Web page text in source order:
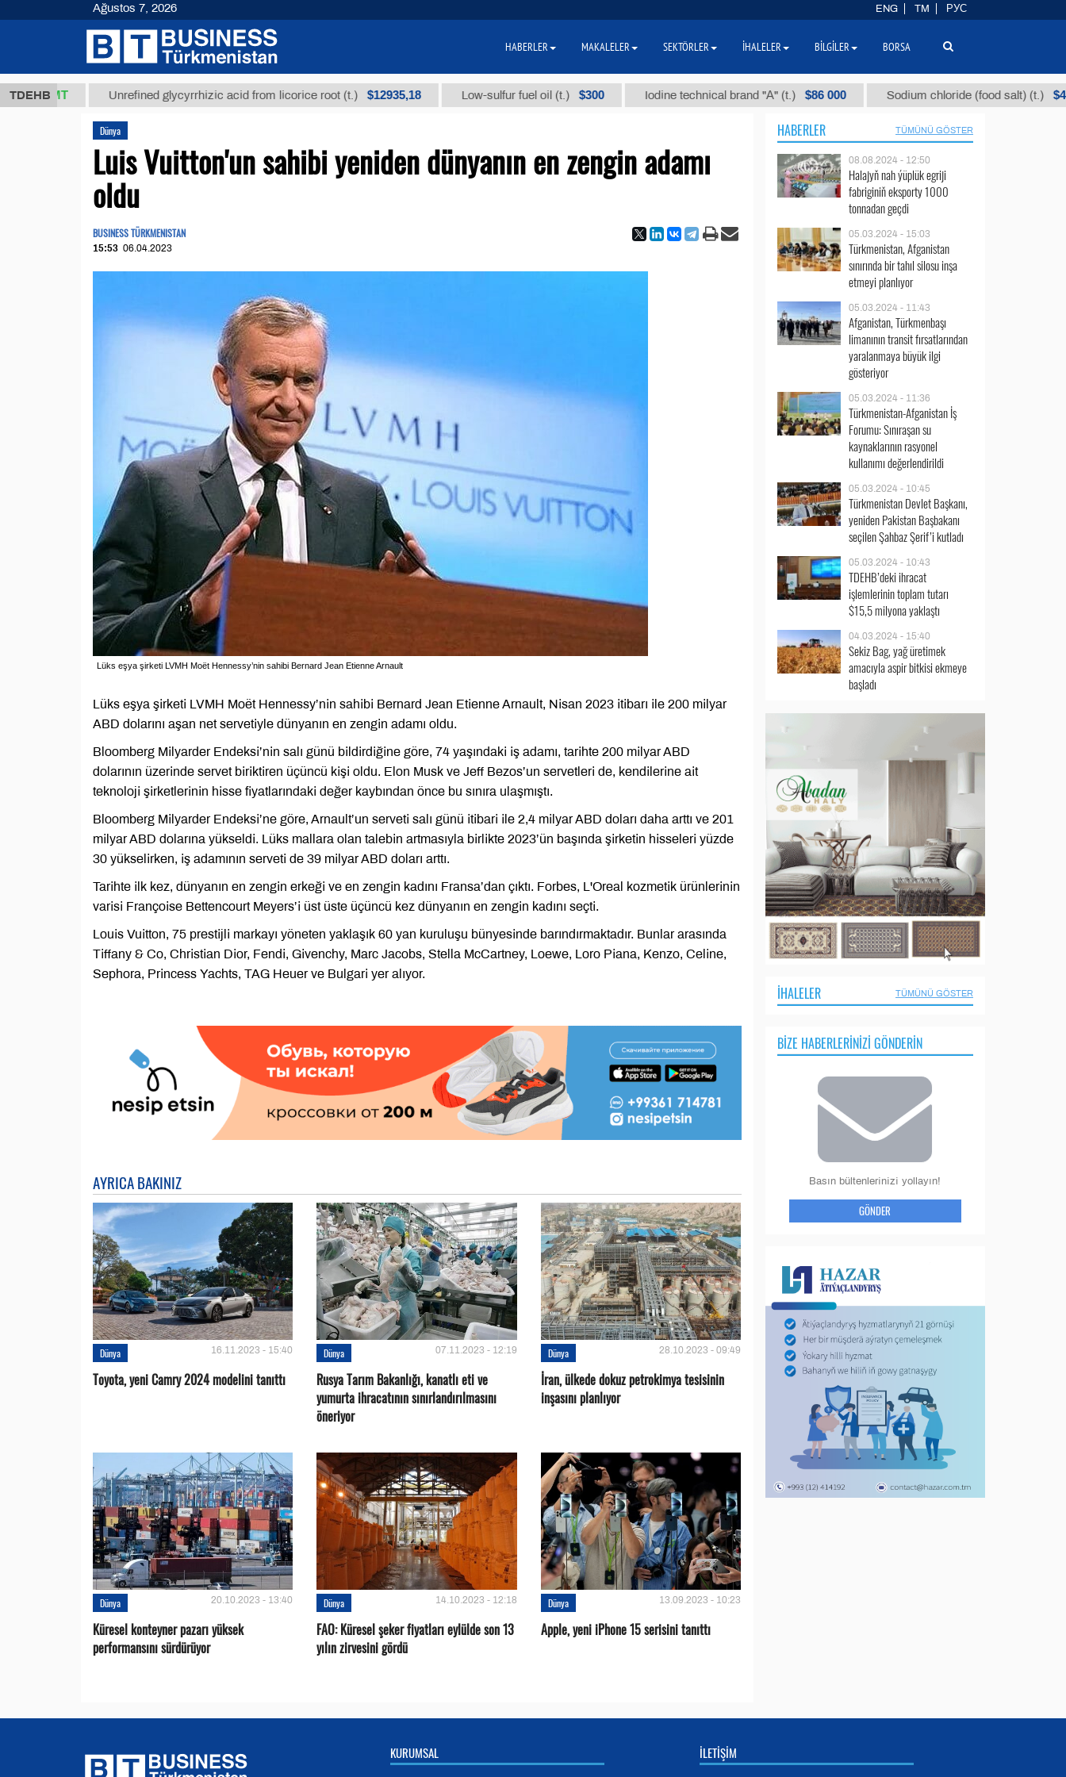
TDEHB
ТМТ Unrefined glycyrrhizic acid from licorice root (t.) $12935,18 Low-sulfur fuel oil (t.) $300 Iodine technical brand "А" (t.) $86 000 Sodium chloride (food salt) (t.) $40
Dünya
Luis Vuitton'un sahibi yeniden dünyanın en zengin adamı
oldu
BUSINESS TÜRKMENISTAN
15:53 06.04.2023
Lüks eşya şirketi LVMH Moët Hennessy’nin sahibi Bernard Jean Etienne Arnault
Lüks eşya şirketi LVMH Moët Hennessy’nin sahibi Bernard Jean Etienne Arnault, Nisan 2023 itibarı ile 200 milyar
ABD dolarını aşan net servetiyle dünyanın en zengin adamı oldu.
Bloomberg Milyarder Endeksi’nin salı günü bildirdiğine göre, 74 yaşındaki iş adamı, tarihte 200 milyar ABD
dolarının üzerinde servet biriktiren üçüncü kişi oldu. Elon Musk ve Jeff Bezos’un servetleri de, kendilerine ait
teknoloji şirketlerinin hisse fiyatlarındaki değer kaybından önce bu sınıra ulaşmıştı.
Bloomberg Milyarder Endeksi’ne göre, Arnault’un serveti salı günü itibari ile 2,4 milyar ABD doları daha arttı ve 201
milyar ABD dolarına yükseldi. Lüks mallara olan talebin artmasıyla birlikte 2023’ün başında şirketin hisseleri yüzde
30 yükselirken, iş adamının serveti de 39 milyar ABD doları arttı.
Tarihte ilk kez, dünyanın en zengin erkeği ve en zengin kadını Fransa’dan çıktı. Forbes, L'Oreal kozmetik ürünlerinin
varisi Françoise Bettencourt Meyers’i üst üste üçüncü kez dünyanın en zengin kadını seçti.
Louis Vuitton, 75 prestijli markayı yöneten yaklaşık 60 yan kuruluşu bünyesinde barındırmaktadır. Bunlar arasında
Tiffany & Co, Christian Dior, Fendi, Givenchy, Marc Jacobs, Stella McCartney, Loewe, Loro Piana, Kenzo, Celine,
Sephora, Princess Yachts, TAG Heuer ve Bulgari yer alıyor.
AYRICA BAKINIZ
Dünya 16.11.2023 - 15:40
Toyota, yeni Camry 2024 modelini tanıttı
Dünya 07.11.2023 - 12:19
Rusya Tarım Bakanlığı, kanatlı eti ve
yumurta ihracatının sınırlandırılmasını
öneriyor
Dünya 28.10.2023 - 09:49
İran, ülkede dokuz petrokimya tesisinin
inşasını planlıyor
Dünya 20.10.2023 - 13:40
Küresel konteyner pazarı yüksek
performansını sürdürüyor
Dünya 14.10.2023 - 12:18
FAO: Küresel şeker fiyatları eylülde son 13
yılın zirvesini gördü
Dünya 13.09.2023 - 10:23
Apple, yeni iPhone 15 serisini tanıttı
HABERLER TÜMÜNÜ GÖSTER
08.08.2024 - 12:50
Halajyň nah ýüplük egriji
fabriginiň eksporty 1000
tonnadan geçdi
05.03.2024 - 15:03
Türkmenistan, Afganistan
sınırında bir tahıl silosu inşa
etmeyi planlıyor
05.03.2024 - 11:43
Afganistan, Türkmenbaşı
limanının transit fırsatlarından
yaralanmaya büyük ilgi
gösteriyor
05.03.2024 - 11:36
Türkmenistan-Afganistan İş
Forumu: Sınıraşan su
kaynaklarının rasyonel
kullanımı değerlendirildi
05.03.2024 - 10:45
Türkmenistan Devlet Başkanı,
yeniden Pakistan Başbakanı
seçilen Şahbaz Şerif’i kutladı
05.03.2024 - 10:43
TDEHB’deki ihracat
işlemlerinin toplam tutarı
$15,5 milyona yaklaştı
04.03.2024 - 15:40
Sekiz Bag, yağ üretimek
amacıyla aspir bitkisi ekmeye
başladı
İHALELER TÜMÜNÜ GÖSTER
BIZE HABERLERINIZI GÖNDERIN
Basın bültenlerinizi yollayın!
GÖNDER
KURUMSAL İLETİŞİM
Ağustos 7, 2026 ENG TM РУС
HABERLER MAKALELER SEKTÖRLER İHALELER BILGILER BORSA